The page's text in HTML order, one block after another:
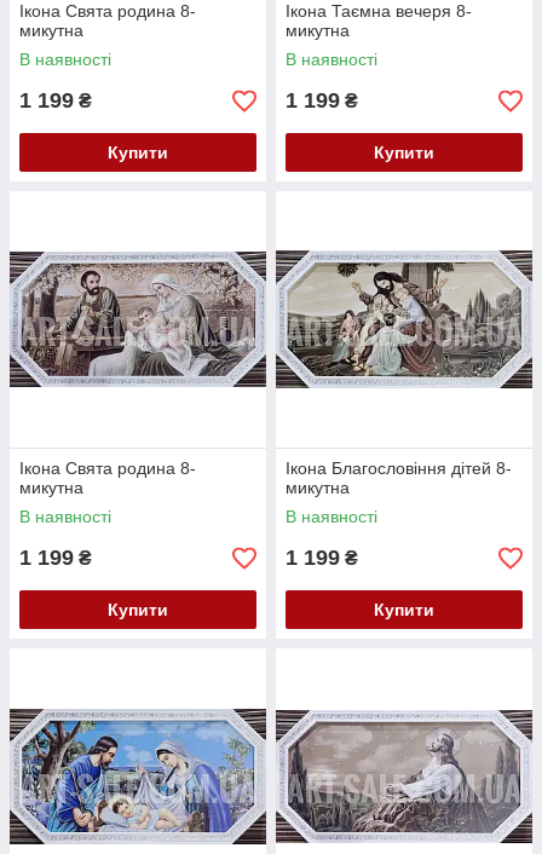
Ікона Свята родина 8-
микутна
В наявності
1 199 ₴
Купити
Ікона Таємна вечеря 8-
микутна
В наявності
1 199 ₴
Купити
Ікона Свята родина 8-
микутна
В наявності
1 199 ₴
Купити
Ікона Благословіння дітей 8-
микутна
В наявності
1 199 ₴
Купити